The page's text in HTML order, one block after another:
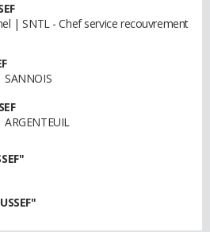
| SNTL - Chef service recouvrement